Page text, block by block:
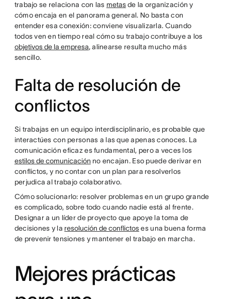
trabajo se relaciona con las metasde la organización y
cómo encaja en el panorama general. No basta con
entender esa conexión: conviene visualizarla. Cuando
todos ven en tiempo real cómo su trabajo contribuye a los
objetivos de la empresa, alinearse resulta mucho más
sencillo.
Falta de resolución de
conflictos
Si trabajas en un equipo interdisciplinario, es probable que
interactúes con personas a las que apenas conoces. La
comunicación eficaz es fundamental, pero a veces los
estilos de comunicación no encajan. Eso puede derivar en
conflictos, y no contar con un plan para resolverlos
perjudica al trabajo colaborativo.
Cómo solucionarlo: resolver problemas en un grupo grande
es complicado, sobre todo cuando nadie está al frente.
Designar a un líder de proyecto que apoye la toma de
decisiones y la resolución de conflictoses una buena forma
de prevenir tensiones y mantener el trabajo en marcha.
Mejores prácticas